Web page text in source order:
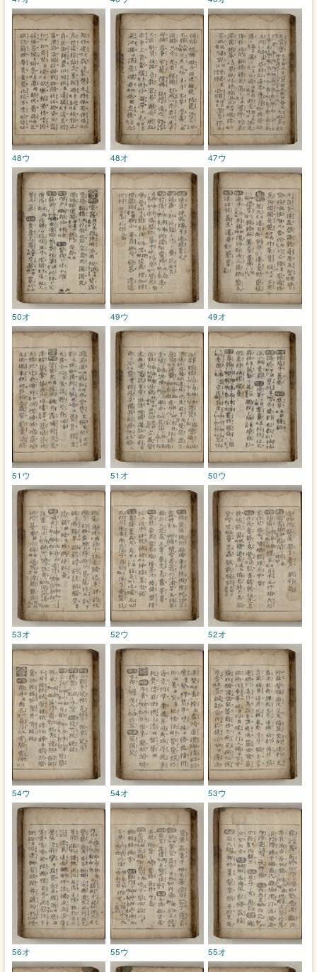
47ウ
48オ
48ウ
49オ
49ウ
50オ
50ウ
51オ
51ウ
52オ
52ウ
53オ
53ウ
54オ
54ウ
55オ
55ウ
56オ